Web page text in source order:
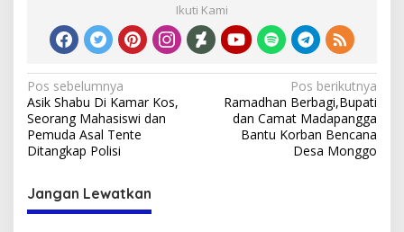
Ikuti Kami
Navigasi
pos
Pos sebelumnya
Asik Shabu Di Kamar Kos,
Seorang Mahasiswi dan
Pemuda Asal Tente
Ditangkap Polisi
Pos berikutnya
Ramadhan Berbagi,Bupati
dan Camat Madapangga
Bantu Korban Bencana
Desa Monggo
Jangan Lewatkan